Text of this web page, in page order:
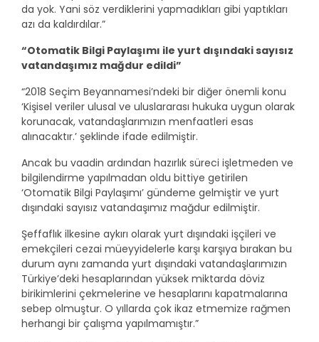
da yok. Yani söz verdiklerini yapmadıkları gibi yaptıkları
azı da kaldırdılar.”
“Otomatik Bilgi Paylaşımı ile yurt dışındaki sayısız
vatandaşımız mağdur edildi”
“2018 Seçim Beyannamesi’ndeki bir diğer önemli konu
‘Kişisel veriler ulusal ve uluslararası hukuka uygun olarak
korunacak, vatandaşlarımızın menfaatleri esas
alınacaktır.’ şeklinde ifade edilmiştir.
Ancak bu vaadin ardından hazırlık süreci işletmeden ve
bilgilendirme yapılmadan oldu bittiye getirilen
‘Otomatik Bilgi Paylaşımı’ gündeme gelmiştir ve yurt
dışındaki sayısız vatandaşımız mağdur edilmiştir.
Şeffaflık ilkesine aykırı olarak yurt dışındaki işçileri ve
emekçileri cezai müeyyidelerle karşı karşıya bırakan bu
durum aynı zamanda yurt dışındaki vatandaşlarımızın
Türkiye’deki hesaplarından yüksek miktarda döviz
birikimlerini çekmelerine ve hesaplarını kapatmalarına
sebep olmuştur. O yıllarda çok ikaz etmemize rağmen
herhangi bir çalışma yapılmamıştır.”